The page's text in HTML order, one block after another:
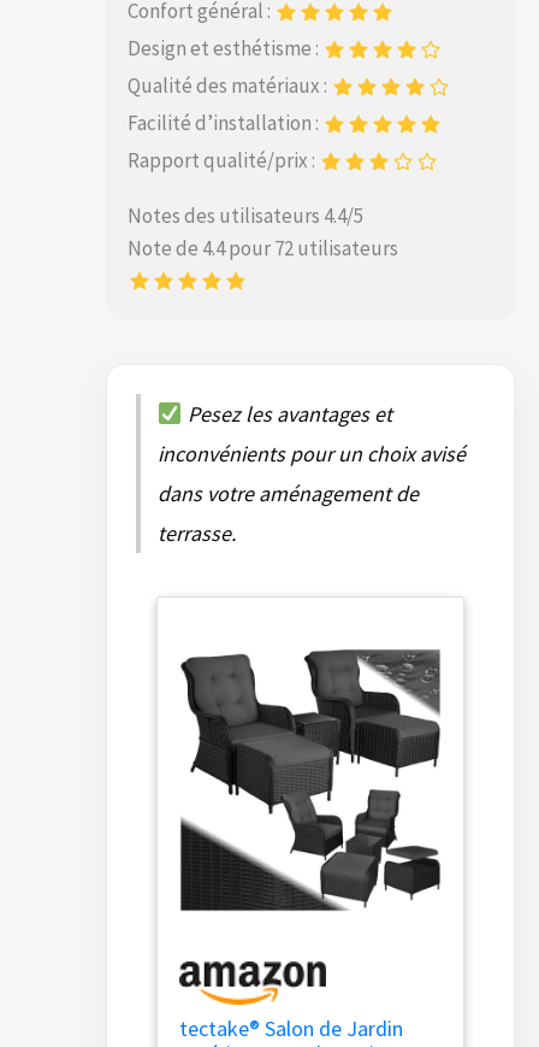
Confort général :
Design et esthétisme :
Qualité des matériaux :
Facilité d’installation :
Rapport qualité/prix :
Notes des utilisateurs 4.4/5
Note de 4.4 pour 72 utilisateurs
Pesez les avantages et
inconvénients pour un choix avisé
dans votre aménagement de
terrasse.
tectake® Salon de Jardin